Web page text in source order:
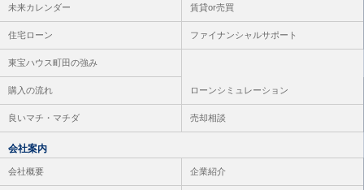
未来カレンダー 賃貸or売買
住宅ローン ファイナンシャルサポート
東宝ハウス町田の強み
購入の流れ ローンシミュレーション
良いマチ・マチダ 売却相談
会社案内
会社概要 企業紹介